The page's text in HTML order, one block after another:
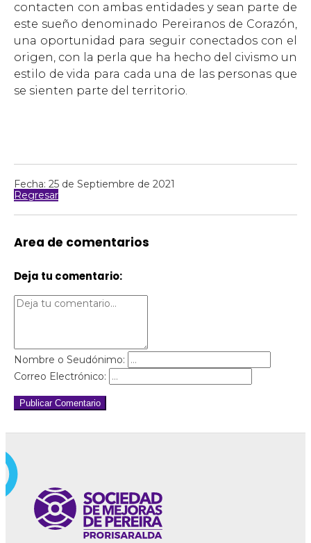
contacten con ambas entidades y sean parte de
este sueño denominado Pereiranos de Corazón,
una oportunidad para seguir conectados con el
origen, con la perla que ha hecho del civismo un
estilo de vida para cada una de las personas que
se sienten parte del territorio.
Fecha: 25 de Septiembre de 2021
Regresar
Area de comentarios
Deja tu comentario:
Nombre o Seudónimo:
Correo Electrónico:
Publicar Comentario